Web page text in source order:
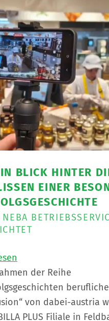
BLICK HINTER
EINER
NEBA
der Reihe
von dabei-austria
PLUS Filiale in